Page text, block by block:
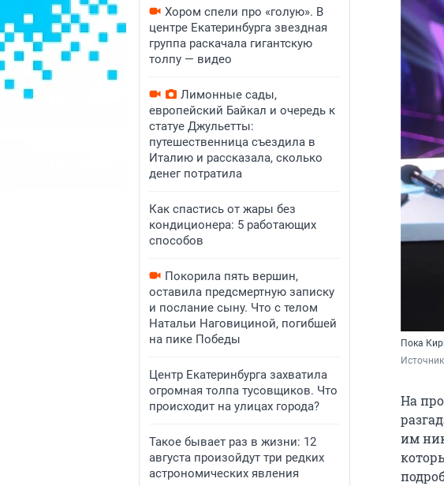
Хором спели про «голую». В
центре Екатеринбурга звездная
группа раскачала гигантскую
толпу — видео
Лимонные сады,
европейский Байкал и очередь к
статуе Джульетты:
путешественница съездила в
Италию и рассказала, сколько
денег потратила
Как спастись от жары без
кондиционера: 5 работающих
способов
Покорила пять вершин,
оставила предсмертную записку
и послание сыну. Что с телом
Натальи Наговициной, погибшей
на пике Победы
Центр Екатеринбурга захватила
огромная толпа тусовщиков. Что
происходит на улицах города?
Такое бывает раз в жизни: 12
августа произойдут три редких
астрономических явления
Пока
На
им